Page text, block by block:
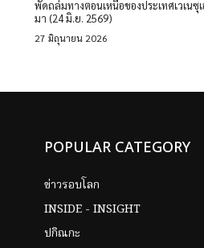
พัดถล่มทางตอนเหนือของประเทศเวเน
มา (24 มิ.ย. 2569)
27 มิถุนายน 2026
POPULAR CATEGORY
ข่าวรอบโลก
INSIDE - INSIGHT
ปกิณกะ